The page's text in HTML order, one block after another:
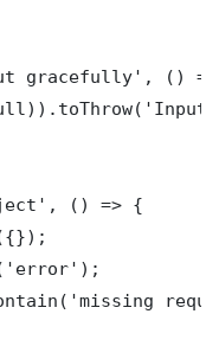
gracefully', ()
() => {